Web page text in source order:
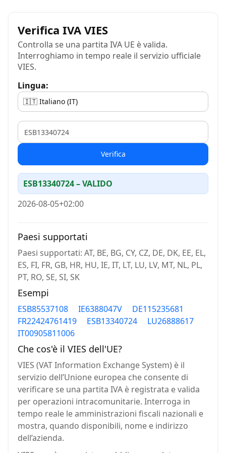
Verifica IVA VIES
Controlla se una partita IVA UE è valida.
Interroghiamo in tempo reale il servizio ufficiale
VIES.
Lingua:
Verifica
ESB13340724 – VALIDO
2026-08-05+02:00
Paesi supportati
Paesi supportati: AT, BE, BG, CY, CZ, DE, DK, EE, EL,
ES, FI, FR, GB, HR, HU, IE, IT, LT, LU, LV, MT, NL, PL,
PT, RO, SE, SI, SK
Esempi
ESB85537108 IE6388047V
DE115235681
FR22424761419
ESB13340724
LU26888617
IT00905811006
Che cos'è il VIES dell'UE?
VIES (VAT Information Exchange System) è il
servizio dell’Unione europea che consente di
verificare se una partita IVA è registrata e valida
per operazioni intracomunitarie. Interroga in
tempo reale le amministrazioni fiscali nazionali e
mostra, quando disponibili, nome e indirizzo
dell’azienda.